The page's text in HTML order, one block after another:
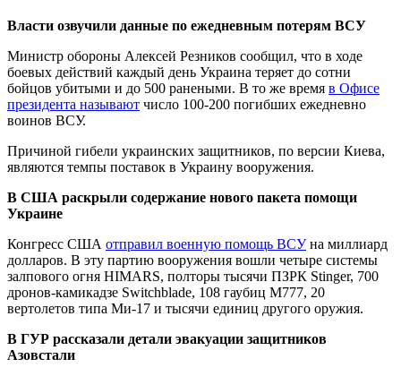
Власти озвучили данные по ежедневным потерям ВСУ
Министр обороны Алексей Резников сообщил, что в ходе
боевых действий каждый день Украина теряет до сотни
бойцов убитыми и до 500 ранеными. В то же время в Офисе
президента называют число 100-200 погибших ежедневно
воинов ВСУ.
Причиной гибели украинских защитников, по версии Киева,
являются темпы поставок в Украину вооружения.
В США раскрыли содержание нового пакета помощи
Украине
Конгресс США отправил военную помощь ВСУна миллиард
долларов. В эту партию вооружения вошли четыре системы
залпового огня HIMARS, полторы тысячи ПЗРК Stinger, 700
дронов-камикадзе Switchblade, 108 гаубиц М777, 20
вертолетов типа Ми-17 и тысячи единиц другого оружия.
В ГУР рассказали детали эвакуации защитников
Азовстали